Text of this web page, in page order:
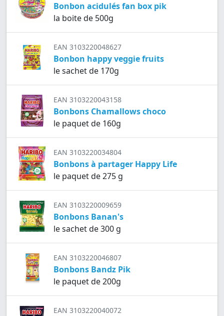
Bonbon acidulés fan box pik
la boite de 500g
EAN 3103220048627
Bonbon happy veggie fruits
le sachet de 170g
EAN 3103220043158
Bonbons Chamallows choco
le paquet de 160g
EAN 3103220034804
Bonbons à partager Happy Life
le paquet de 275 g
EAN 3103220009659
Bonbons Banan's
le sachet de 300 g
EAN 3103220046807
Bonbons Bandz Pik
le paquet de 200g
EAN 3103220040072